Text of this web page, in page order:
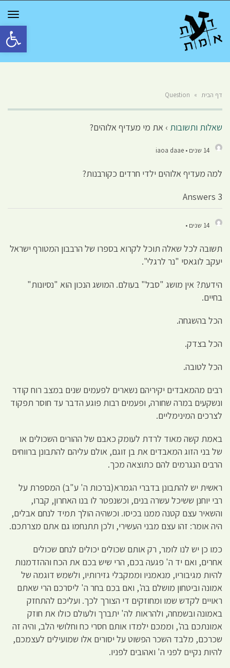
פתח
דף הבית »
Question
שאלות ותשובות › את מי מעדיף אלוהים?
14 שנים • iaoa daae
למה מעדיף אלוהים ילדי חרדים כקורבנות?
3 Answers
14 שנים •
תשובה לכל שאלה תוכל לקרוא בספרו של הרבבון המטורף ישראל
יעקב לוגאסי "נר לרגלי".
הידעת? אין מושג "סבל" בעולם. המושג הנכון הוא "נסיונות"
בחיים.
הכל בהשגחה.
הכל בצדק.
הכל לטובה.
רבים מהמאבדים יקיריהם נשארים לפעמים שנים במצב רוח קודר
ונשקעים במרה שחורה, ופעמים רבות פוגע הדבר עד חוסר תפקוד
לצרכים המינימליים.
באמת קשה מאוד לרדת לעומק כאבם של ההורים השכולים או
של בני הזוג המאבדים את בן זוגם, אולם עליהם להתבונן ברווחים
הרבים הנגרמים להם כתוצאה מכך.
ראשית יש להתבונן בדברי הגמרא(ברכות ה' ע"ב) המספרת על
רבי יוחנן ששיכל עשרה בנים, וכשנפטר לו בנו האחרון, קברו,
והשאיר עצם קטנה ממנו בכיסו. וכשהיה הולך תמיד לנחם אבלים,
היה אומר: זהו עצם מבני העשירי, ולכן תתנחמו גם אתם מצרתכם.
כמו כן יש לנו לומר, רק אותם שכולים יכולים לנחם שכולים
אחרים, ואם יד ה' פגעה בכם, הרי שיש בכם את הכח וההזדמנות
להיות מגיבוריו, מנאמניו וממקבלי גזירותיו, ולשמש דוגמה של
אמונה וביטחון מושלם בה', ואם בכם בחר ה' ליסרכם הרי שאתם
ראויים לקדש שמו ומחוזקים די הצורך לכך. ועליכם להתחזק
באמונה ובשמחה, ולהראות לה' יתברך ולעולם כולו את חוזק
אמונתכם בה', וממכם ילמדו אותם חסרי כח וחלושי הלב, והיה זה
שכרכם, מלבד השכר הפשוט על יסורים אלו שמועילים לעצמכם,
להיות נקיים לפני ה' ואהובים לפניו.